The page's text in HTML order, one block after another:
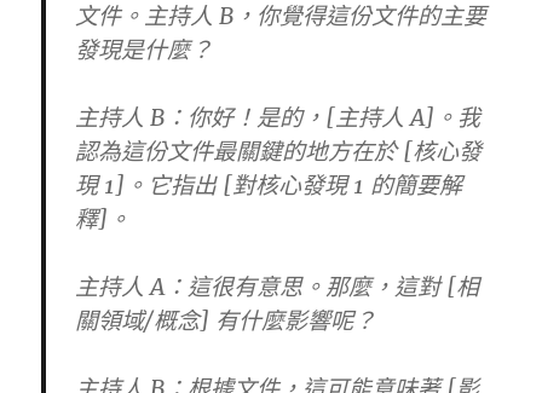
文件。主持人 B，你覺得這份文件的主要
發現是什麼？
主持人 B：你好！是的，[主持人 A]。我
認為這份文件最關鍵的地方在於 [核心發
現 1]。它指出 [對核心發現 1 的簡要解
釋]。
主持人 A：這很有意思。那麼，這對 [相
關領域/概念] 有什麼影響呢？